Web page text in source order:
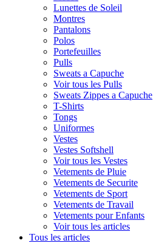
Lunettes de Soleil
Montres
Pantalons
Polos
Portefeuilles
Pulls
Sweats a Capuche
Voir tous les Pulls
Sweats Zippes a Capuche
T-Shirts
Tongs
Uniformes
Vestes
Vestes Softshell
Voir tous les Vestes
Vetements de Pluie
Vetements de Securite
Vetements de Sport
Vetements de Travail
Vetements pour Enfants
Voir tous les articles
Tous les articles